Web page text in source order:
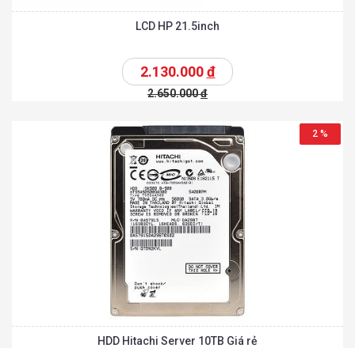
LCD HP 21.5inch
2.130.000đ
2.650.000đ
2 %
HDD Hitachi Server 10TB Giá rẻ